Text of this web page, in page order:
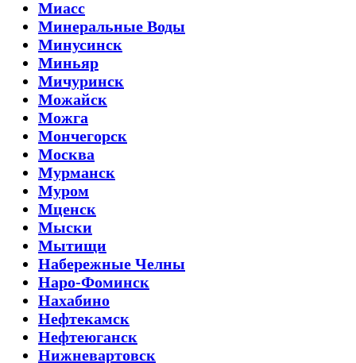
Миасс
Минеральные Воды
Минусинск
Миньяр
Мичуринск
Можайск
Можга
Мончегорск
Москва
Мурманск
Муром
Мценск
Мыски
Мытищи
Набережные Челны
Наро-Фоминск
Нахабино
Нефтекамск
Нефтеюганск
Нижневартовск